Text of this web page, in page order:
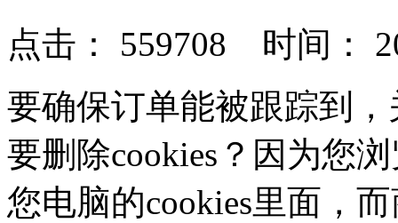
点击： 559708 时间：
要确保订单能被跟踪到
要删除cookies？因为您
您电脑的cookies里面，